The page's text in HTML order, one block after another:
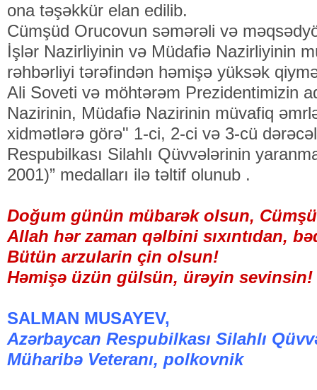
ona təşəkkür elan edilib.
Cümşüd Orucovun səmərəli və
İşlər Nazirliyinin və Müdafiə Nazirliyinin
rəhbərliyi tərəfindən həmişə yüksək
Ali Soveti və möhtərəm Prezidentimizin
Nazirinin, Müdafiə Nazirinin müvafiq
xidmətlərə görə" 1-ci, 2-ci və 3-cü
Respubilkası Silahlı Qüvvələrinin
2001)” medalları ilə təltif olunub .
Doğum günün mübarək olsun,
Allah hər zaman qəlbini sıxıntıdan,
Bütün arzularin çin olsun!
Həmişə üzün gülsün, ürəyin sevinsin!
SALMAN MUSAYEV,
Azərbaycan Respubilkası Silahlı
Müharibə Veteranı, polkovnik